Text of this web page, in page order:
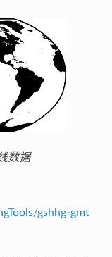
数据
gshhg-gmt